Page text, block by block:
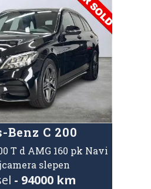
Benz C 200
T d AMG 160 pk Navi
slepen
- 94000 km